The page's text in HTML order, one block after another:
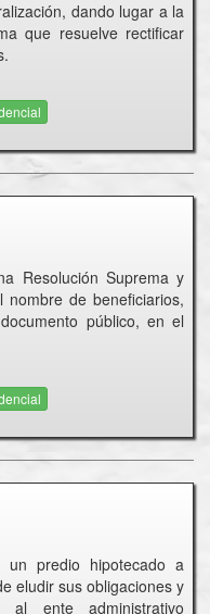
dando lugar a la
que resuelve rectificar
Resolución Suprema y
de beneficiarios,
público, en el
un predio hipotecado a
eludir sus obligaciones y
al ente administrativo